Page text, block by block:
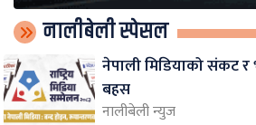
नालीबेली स्पेसल
नेपाली मिडियाको संकट र
बहस
नालीबेली न्युज